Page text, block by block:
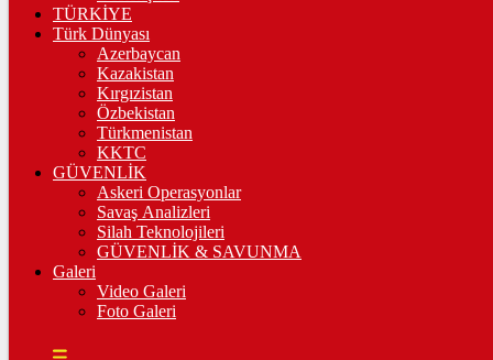
3.335,67%0,36
%-0,03
BİTCOİN
4782585฿%1.64124
LİTECOİN
%5.25507
ETHEREUM
%6.0715
RİPPLE
TÜRKİYE
Türk Dünyası
Azerbaycan
Kazakistan
Kırgızistan
Özbekistan
Türkmenistan
KKTC
GÜVENLİK
Askeri Operasyonlar
Savaş Analizleri
Silah Teknolojileri
GÜVENLİK & SAVUNMA
Galeri
Video Galeri
Foto Galeri